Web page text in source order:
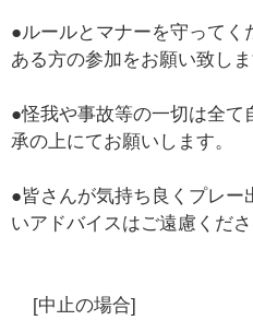
●ルールとマナーを守って
ある方の参加をお願い致しま
●怪我や事故等の一切は全て
承の上にてお願いします。
●皆さんが気持ち良くプレー
いアドバイスはご遠慮くだ
[中止の場合]